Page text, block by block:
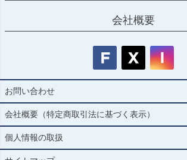
会社概要
お問い合わせ
会社概要（特定商取引法に基づく表示）
個人情報の取扱